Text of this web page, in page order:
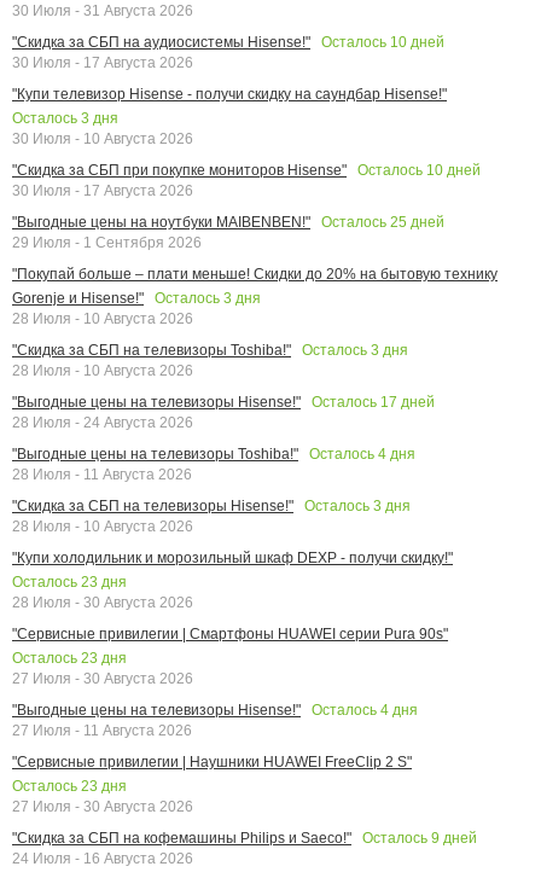
30 Июля - 31 Августа 2026
"Скидка за СБП на аудиосистемы Hisense!"
Осталось 10 дней
30 Июля - 17 Августа 2026
"Купи телевизор Hisense - получи скидку на саундбар Hisense!"
Осталось 3 дня
30 Июля - 10 Августа 2026
"Скидка за СБП при покупке мониторов Hisense"
Осталось 10 дней
30 Июля - 17 Августа 2026
"Выгодные цены на ноутбуки MAIBENBEN!"
Осталось 25 дней
29 Июля - 1 Сентября 2026
"Покупай больше – плати меньше! Скидки до 20% на бытовую технику
Gorenje и Hisense!"
Осталось 3 дня
28 Июля - 10 Августа 2026
"Скидка за СБП на телевизоры Toshiba!"
Осталось 3 дня
28 Июля - 10 Августа 2026
"Выгодные цены на телевизоры Hisense!"
Осталось 17 дней
28 Июля - 24 Августа 2026
"Выгодные цены на телевизоры Toshiba!"
Осталось 4 дня
28 Июля - 11 Августа 2026
"Скидка за СБП на телевизоры Hisense!"
Осталось 3 дня
28 Июля - 10 Августа 2026
"Купи холодильник и морозильный шкаф DEXP - получи скидку!"
Осталось 23 дня
28 Июля - 30 Августа 2026
"Сервисные привилегии | Смартфоны HUAWEI серии Pura 90s"
Осталось 23 дня
27 Июля - 30 Августа 2026
"Выгодные цены на телевизоры Hisense!"
Осталось 4 дня
27 Июля - 11 Августа 2026
"Сервисные привилегии | Наушники HUAWEI FreeClip 2 S"
Осталось 23 дня
27 Июля - 30 Августа 2026
"Скидка за СБП на кофемашины Philips и Saeco!"
Осталось 9 дней
24 Июля - 16 Августа 2026